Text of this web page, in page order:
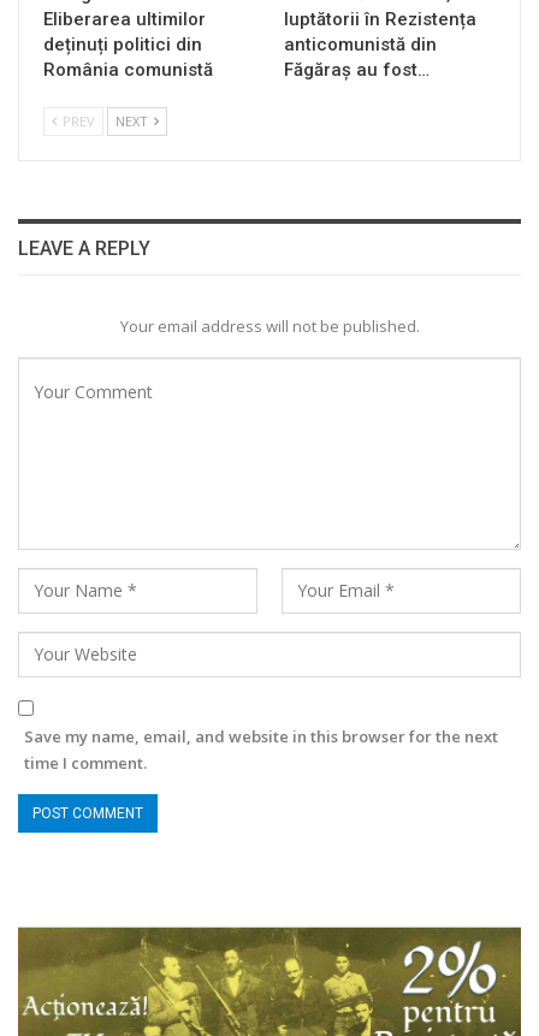
Eliberarea ultimilor
deținuți politici din
România comunistă
luptătorii în Rezistența
anticomunistă din
Făgăraș au fost…
PREV NEXT
LEAVE A REPLY
Your email address will not be published.
Save my name, email, and website in this browser for the next
time I comment.